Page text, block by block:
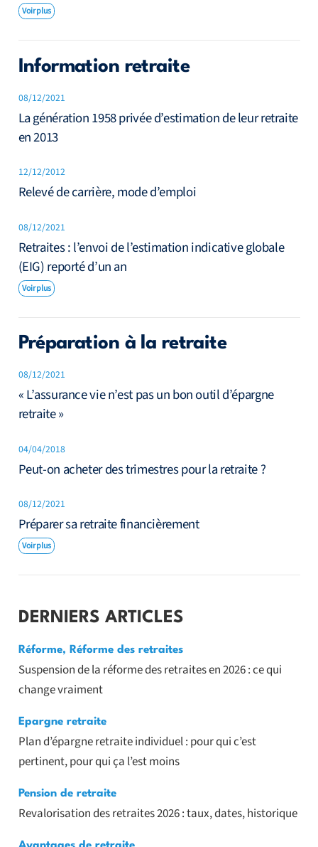
Voir plus
Information retraite
08/12/2021
La génération 1958 privée d’estimation de leur retraite
en 2013
12/12/2012
Relevé de carrière, mode d’emploi
08/12/2021
Retraites : l’envoi de l’estimation indicative globale
(EIG) reporté d’un an
Voir plus
Préparation à la retraite
08/12/2021
« L’assurance vie n’est pas un bon outil d’épargne
retraite »
04/04/2018
Peut-on acheter des trimestres pour la retraite ?
08/12/2021
Préparer sa retraite financièrement
Voir plus
DERNIERS ARTICLES
Réforme, Réforme des retraites
Suspension de la réforme des retraites en 2026 : ce qui
change vraiment
Epargne retraite
Plan d’épargne retraite individuel : pour qui c’est
pertinent, pour qui ça l’est moins
Pension de retraite
Revalorisation des retraites 2026 : taux, dates, historique